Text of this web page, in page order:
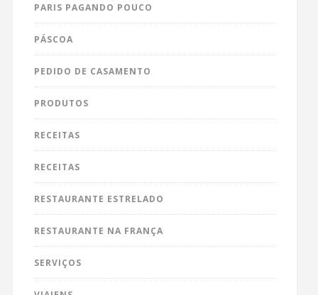
PARIS PAGANDO POUCO
PÁSCOA
PEDIDO DE CASAMENTO
PRODUTOS
RECEITAS
RECEITAS
RESTAURANTE ESTRELADO
RESTAURANTE NA FRANÇA
SERVIÇOS